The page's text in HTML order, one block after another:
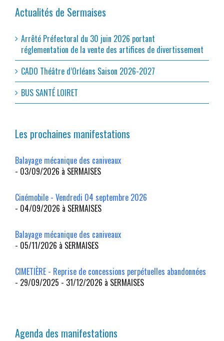
Actualités de Sermaises
Arrêté Préfectoral du 30 juin 2026 portant
réglementation de la vente des artifices de divertissement
CADO Théâtre d’Orléans Saison 2026-2027
BUS SANTÉ LOIRET
Les prochaines manifestations
Balayage mécanique des caniveaux
- 03/09/2026 à SERMAISES
Cinémobile - Vendredi 04 septembre 2026
- 04/09/2026 à SERMAISES
Balayage mécanique des caniveaux
- 05/11/2026 à SERMAISES
CIMETIÈRE - Reprise de concessions perpétuelles abandonnées
- 29/09/2025 - 31/12/2026 à SERMAISES
Agenda des manifestations